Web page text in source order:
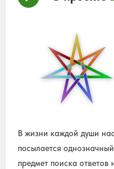
В жизни каждой души
посылается
предмет поиска